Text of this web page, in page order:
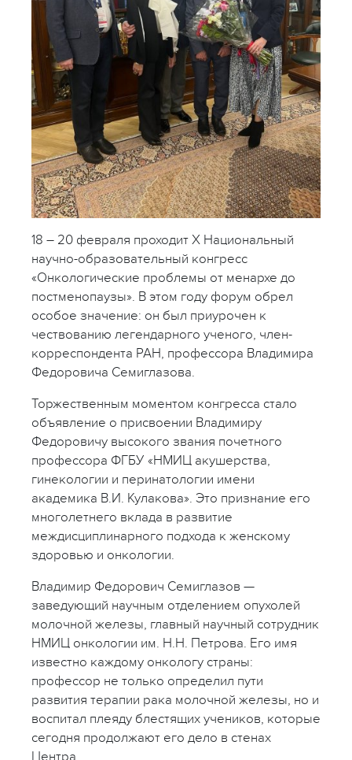
18 – 20 февраля проходит X Национальный
научно-образовательный конгресс
«Онкологические проблемы от менархе до
постменопаузы». В этом году форум обрел
особое значение: он был приурочен к
чествованию легендарного ученого, член-
корреспондента РАН, профессора Владимира
Федоровича Семиглазова.
Торжественным моментом конгресса стало
объявление о присвоении Владимиру
Федоровичу высокого звания почетного
профессора ФГБУ «НМИЦ акушерства,
гинекологии и перинатологии имени
академика В.И. Кулакова». Это признание его
многолетнего вклада в развитие
междисциплинарного подхода к женскому
здоровью и онкологии.
Владимир Федорович Семиглазов —
заведующий научным отделением опухолей
молочной железы, главный научный сотрудник
НМИЦ онкологии им. Н.Н. Петрова. Его имя
известно каждому онкологу страны:
профессор не только определил пути
развития терапии рака молочной железы, но и
воспитал плеяду блестящих учеников, которые
сегодня продолжают его дело в стенах
Центра.